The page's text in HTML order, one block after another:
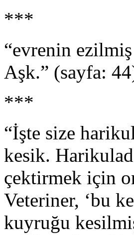
***
“evrenin
Aşk.” (sayfa:
***
“İşte size
kesik.
çektirmek için
Veteriner, ‘bu
kuyruğu